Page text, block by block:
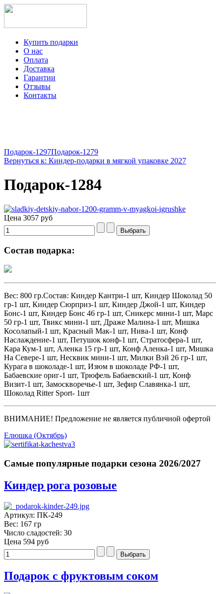
Купить подарки
О нас
Оплата
Доставка
Гарантии
Отзывы
Контакты
Подарок-1297Подарок-1279
Вернуться к: Киндер-подарки в мягкой упаковке 2027
Подарок-1284
Цена 3057 руб
Состав подарка:
Вес: 800 гр.Состав: Киндер Кантри-1 шт, Киндер Шоколад 50
гр-1 шт, Киндер Сюрприз-1 шт, Киндер Джой-1 шт, Киндер
Бонс-1 шт, Киндер Бонс 46 гр-1 шт, Сникерс мини-1 шт, Марс
50 гр-1 шт, Твикс мини-1 шт, Драже Малина-1 шт, Мишка
Косолапый-1 шт, Красный Мак-1 шт, Нива-1 шт, Конф
Наслаждение-1 шт, Петушок конф-1 шт, Стратосфера-1 шт,
Кара Кум-1 шт, Аленка 15 гр-1 шт, Конф Аленка-1 шт, Мишка
На Севере-1 шт, Несквик мини-1 шт, Милки Вэй 26 гр-1 шт,
Курага в шоколаде-1 шт, Изюм в шоколаде РФ-1 шт,
Бабаевские ориг-1 шт, Трюфель Бабаевский-1 шт, Конф
Визит-1 шт, Замоскворечье-1 шт, Зефир Славянка-1 шт,
Шоколад Ritter Sport- 1шт
ВНИМАНИЕ! Предложение не является публичной офертой
Елюшка (Октябрь)
Самые популярные подарки сезона 2026/2027
Киндер рога розовые
Артикул: ПК-249
Вес: 167 гр
Число сладостей: 30
Цена 594 руб
Подарок с фруктовым соком